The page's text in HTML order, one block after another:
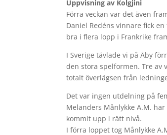
Uppvisning av Kolgjini
Förra veckan var det även
Daniel Redéns vinnare fick
bra i flera lopp i Frankrike
I Sverige tävlade vi på Åby
den stora spelformen. Tre av
totalt överlägsen från
Det var ingen utdelning på
Melanders Månlykke A.M.
kommit upp i rätt nivå.
I förra loppet tog Månlykke